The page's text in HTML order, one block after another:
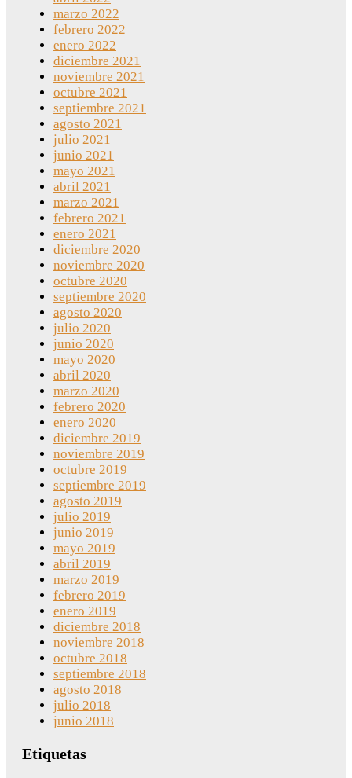
marzo 2022
febrero 2022
enero 2022
diciembre 2021
noviembre 2021
octubre 2021
septiembre 2021
agosto 2021
julio 2021
junio 2021
mayo 2021
abril 2021
marzo 2021
febrero 2021
enero 2021
diciembre 2020
noviembre 2020
octubre 2020
septiembre 2020
agosto 2020
julio 2020
junio 2020
mayo 2020
abril 2020
marzo 2020
febrero 2020
enero 2020
diciembre 2019
noviembre 2019
octubre 2019
septiembre 2019
agosto 2019
julio 2019
junio 2019
mayo 2019
abril 2019
marzo 2019
febrero 2019
enero 2019
diciembre 2018
noviembre 2018
octubre 2018
septiembre 2018
agosto 2018
julio 2018
junio 2018
Etiquetas